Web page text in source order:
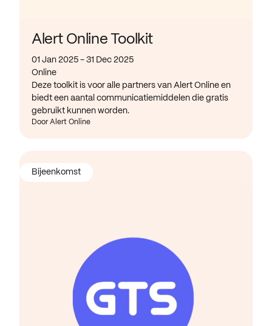
Alert Online Toolkit
01 Jan 2025 - 31 Dec 2025
Online
Deze toolkit is voor alle partners van Alert Online en
biedt een aantal communicatiemiddelen die gratis
gebruikt kunnen worden.
Door Alert Online
Bijeenkomst